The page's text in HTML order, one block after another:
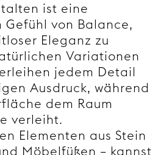
ist eine
von Balance,
Eleganz zu
Variationen
jedem Detail
Ausdruck, während
dem Raum
verleiht.
Elementen aus Stein
Möbelfüßen – kannst